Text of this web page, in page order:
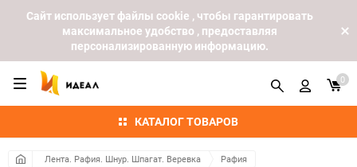
Cайт использует файлы cookie , чтобы гарантировать
максимальное удобство , предоставляя
персонализированную информацию.
КАТАЛОГ ТОВАРОВ
0
Лента. Рафия. Шнур. Шпагат. Веревка Рафия